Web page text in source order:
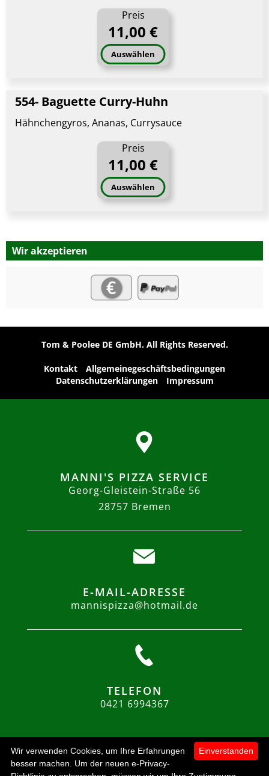
Preis
11,00 €
Auswählen
554- Baguette Curry-Huhn
Hähnchengyros, Ananas, Currysauce
Preis
11,00 €
Auswählen
Wir akzeptieren
Einverstanden
Wir verwenden Cookies, um Ihre Erfahrungen
besser machen. Um der neuen e-Privacy-
Tom & Poolee DE GmbH. All Rights Reserved.
Kontakt
Allgemeinegeschäftsbedingungen
Datenschutzerklärungen
Impressum
MANNI'S PIZZA SERVICE
Georg-Gleistein-Straße 56
28757 Bremen
E-MAIL-ADRESSE
mannispizza@hotmail.de
TELEFON
0421 6994367